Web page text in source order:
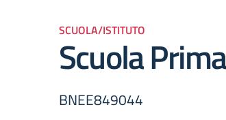
SCUOLA/ISTITUTO
Scuola
BNEE849044